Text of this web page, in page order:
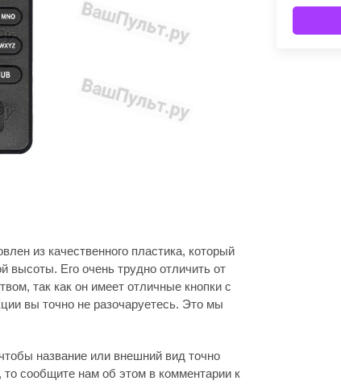
из качественного пластика, который
высоты. Его очень трудно отличить от
так как он имеет отличные кнопки с
вы точно не разочаруетесь. Это мы
название или внешний вид точно
сообщите нам об этом в комментарии к